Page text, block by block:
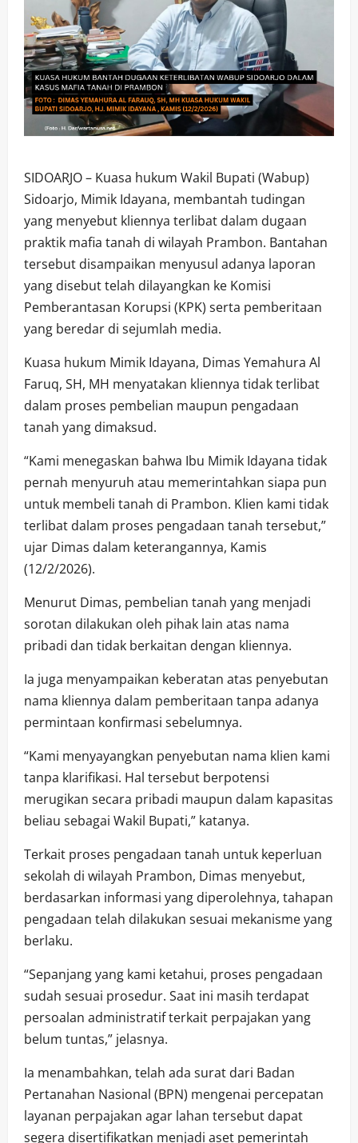
SIDOARJO – Kuasa hukum Wakil Bupati (Wabup)
Sidoarjo, Mimik Idayana, membantah tudingan
yang menyebut kliennya terlibat dalam dugaan
praktik mafia tanah di wilayah Prambon. Bantahan
tersebut disampaikan menyusul adanya laporan
yang disebut telah dilayangkan ke Komisi
Pemberantasan Korupsi (KPK) serta pemberitaan
yang beredar di sejumlah media.
Kuasa hukum Mimik Idayana, Dimas Yemahura Al
Faruq, SH, MH menyatakan kliennya tidak terlibat
dalam proses pembelian maupun pengadaan
tanah yang dimaksud.
“Kami menegaskan bahwa Ibu Mimik Idayana tidak
pernah menyuruh atau memerintahkan siapa pun
untuk membeli tanah di Prambon. Klien kami tidak
terlibat dalam proses pengadaan tanah tersebut,”
ujar Dimas dalam keterangannya, Kamis
(12/2/2026).
Menurut Dimas, pembelian tanah yang menjadi
sorotan dilakukan oleh pihak lain atas nama
pribadi dan tidak berkaitan dengan kliennya.
Ia juga menyampaikan keberatan atas penyebutan
nama kliennya dalam pemberitaan tanpa adanya
permintaan konfirmasi sebelumnya.
“Kami menyayangkan penyebutan nama klien kami
tanpa klarifikasi. Hal tersebut berpotensi
merugikan secara pribadi maupun dalam kapasitas
beliau sebagai Wakil Bupati,” katanya.
Terkait proses pengadaan tanah untuk keperluan
sekolah di wilayah Prambon, Dimas menyebut,
berdasarkan informasi yang diperolehnya, tahapan
pengadaan telah dilakukan sesuai mekanisme yang
berlaku.
“Sepanjang yang kami ketahui, proses pengadaan
sudah sesuai prosedur. Saat ini masih terdapat
persoalan administratif terkait perpajakan yang
belum tuntas,” jelasnya.
Ia menambahkan, telah ada surat dari Badan
Pertanahan Nasional (BPN) mengenai percepatan
layanan perpajakan agar lahan tersebut dapat
segera disertifikatkan menjadi aset pemerintah